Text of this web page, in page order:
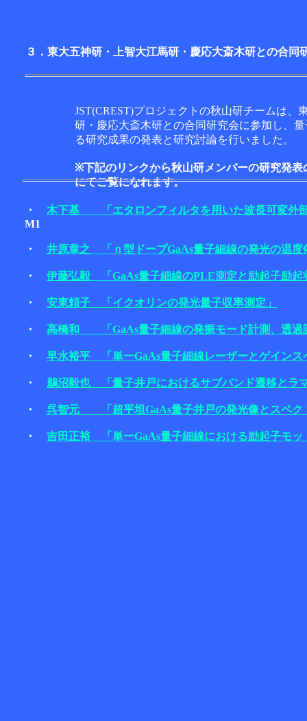
３．東大五神研・上智大江馬研・慶応大斎木研との合
・ 木下基 「エタロンフィルタを用いた波長可変外
M1
・ 井原章之 「ｎ型ドープGaAs量子細線の発光の温度
・ 伊藤弘毅 「GaAs量子細線のPLE測定と励起子励起
・ 安東頼子 「イクオリンの発光量子収率測定」
・ 高橋和 「GaAs量子細線の発振モード計測、透過
・ 早水裕平 「単一GaAs量子細線レーザーとゲインス
・ 鵜沼毅也 「量子井戸におけるサブバンド遷移とラ
・ 呉智元 「超平坦GaAs量子井戸の発光像とスペク
・ 吉田正裕 「単一GaAs量子細線における励起子モッ
JST(CREST)プロジェクトの秋山研チームは、
研・慶応大斎木研との合同研究会に参加し、
る研究成果の発表と研究討論を行いました。
※下記のリンクから秋山研メンバーの研究発表
にてご覧になれます。